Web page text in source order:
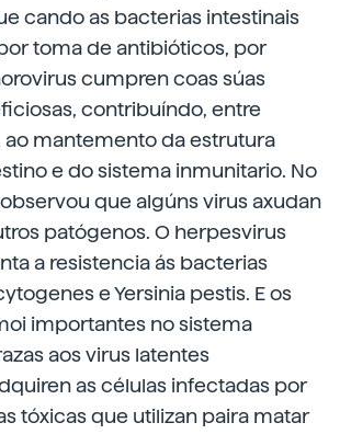
cando as bacterias intestinais
toma de antibióticos, por
cumpren coas súas
contribuíndo, entre
ao mantemento da estrutura
e do sistema inmunitario. No
que algúns virus axudan
patógenos. O herpesvirus
a resistencia ás bacterias
e Yersinia pestis. E os
importantes no sistema
aos virus latentes
as células infectadas por
tóxicas que utilizan paira matar